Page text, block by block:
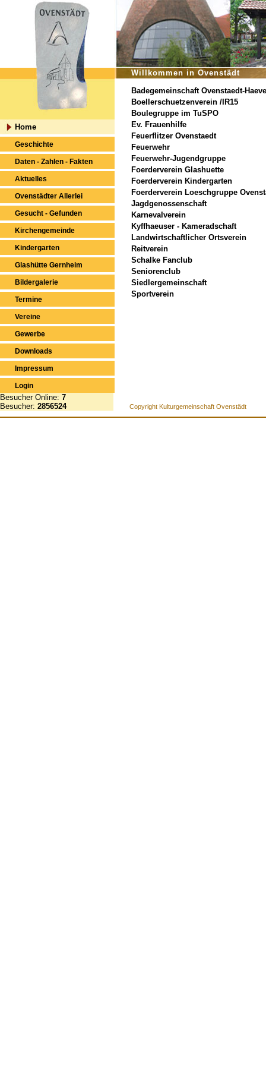
Willkommen in Ovenstädt
Home
Geschichte
Daten - Zahlen - Fakten
Aktuelles
Ovenstädter Allerlei
Gesucht - Gefunden
Kirchengemeinde
Kindergarten
Glashütte Gernheim
Bildergalerie
Termine
Vereine
Gewerbe
Downloads
Impressum
Login
Badegemeinschaft Ovenstaedt-
Boellerschuetzenverein /IR15
Boulegruppe im TuSPO
Ev. Frauenhilfe
Feuerflitzer Ovenstaedt
Feuerwehr
Feuerwehr-Jugendgruppe
Foerderverein Glashuette
Foerderverein Kindergarten
Foerderverein Loeschgruppe
Jagdgenossenschaft
Karnevalverein
Kyffhaeuser - Kameradschaft
Landwirtschaftlicher Ortsverein
Reitverein
Schalke Fanclub
Seniorenclub
Siedlergemeinschaft
Sportverein
Besucher Online: 7
Besucher: 2856524 Copyright Kulturgemeinschaft Ovenstädt